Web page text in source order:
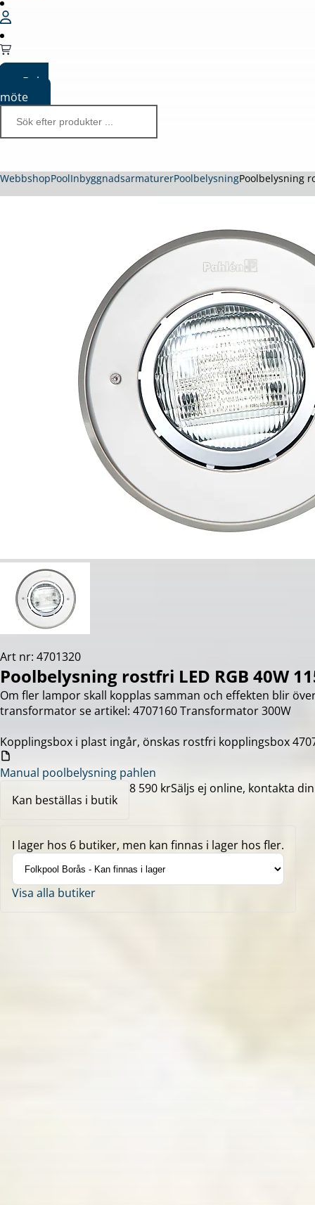
Boka
möte
WebbshopPoolInbyggnadsarmaturerPoolbelysningPoolbelysning
Art nr: 4701320
Poolbelysning rostfri LED RGB 40W
Om fler lampor skall kopplas samman och effekten blir
transformator se artikel: 4707160 Transformator 300W
Kopplingsbox i plast ingår, önskas rostfri kopplingsbox
Manual poolbelysning pahlen
Kan beställas i butik
8 590 krSäljs ej online, kontakta
I lager hos 6 butiker, men kan finnas i lager hos fler.
Visa alla butiker